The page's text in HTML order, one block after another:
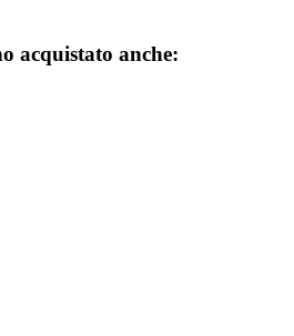
acquistato anche: